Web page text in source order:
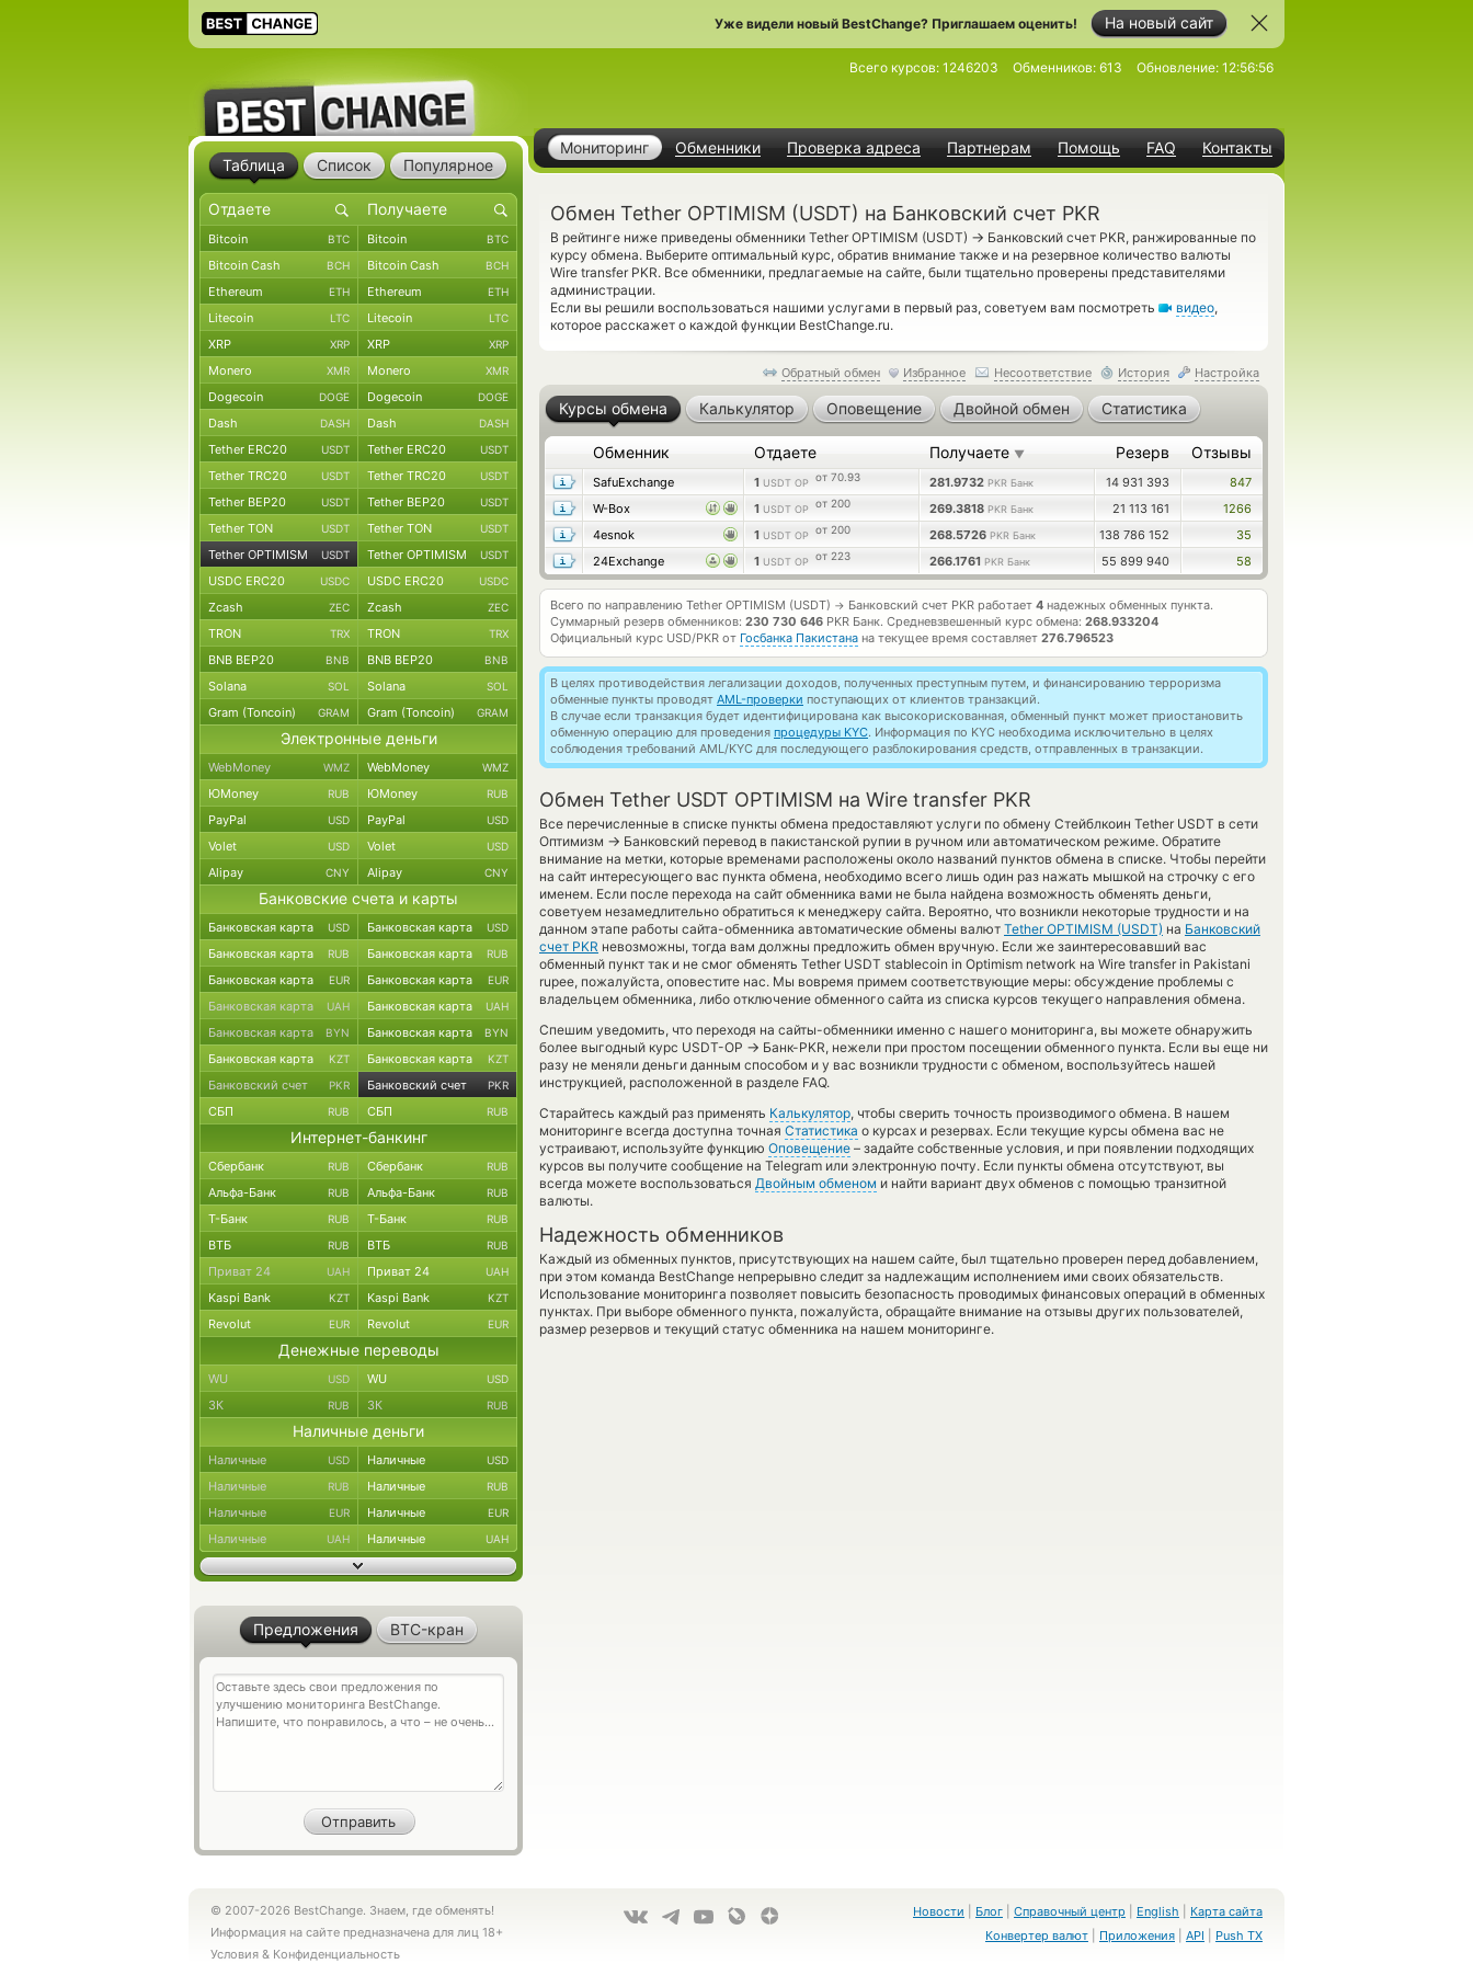
На новый сайт
Уже видели новый BestChange? Приглашаем оценить!
Мониторинг Обменники Проверка адреса Партнерам Помощь FAQ Контакты
Всего курсов: 1246203 Обменников: 613 Обновление: 12:56:56
Обмен Tether OPTIMISM (USDT) на Банковский счет PKR
В рейтинге ниже приведены обменники Tether OPTIMISM (USDT) → Банковский счет PKR, ранжированные по
курсу обмена. Выберите оптимальный курс, обратив внимание также и на резервное количество валюты
Wire transfer PKR. Все обменники, предлагаемые на сайте, были тщательно проверены представителями
администрации.
Если вы решили воспользоваться нашими услугами в первый раз, советуем вам посмотреть
видео,
которое расскажет о каждой функции BestChange.ru.
Обратный обмен Избранное Несоответствие История Настройка
Курсы обмена Калькулятор Оповещение Двойной обмен Статистика
Обменник Отдаете Получаете ▼ Резерв Отзывы
SafuExchange 1 USDT OP от 70.93 281.9732 PKR Банк 14 931 393
847
W-Box
1 USDT OP от 200 269.3818 PKR Банк 21 113 161
1266
4esnok
1 USDT OP от 200 268.5726 PKR Банк 138 786 152
35
24Exchange
1 USDT OP от 223 266.1761 PKR Банк 55 899 940 58
Всего по направлению Tether OPTIMISM (USDT) → Банковский счет PKR работает 4 надежных обменных пункта.
Суммарный резерв обменников: 230 730 646 PKR Банк. Средневзвешенный курс обмена: 268.933204
Официальный курс USD/PKR от Госбанка Пакистана на текущее время составляет 276.796523
В целях противодействия легализации доходов, полученных преступным путем, и финансированию терроризма
обменные пункты проводят AML-проверки поступающих от клиентов транзакций.
В случае если транзакция будет идентифицирована как высокорискованная, обменный пункт может приостановить
обменную операцию для проведения процедуры KYC. Информация по KYC необходима исключительно в целях
соблюдения требований AML/KYC для последующего разблокирования средств, отправленных в транзакции.
Обмен Tether USDT OPTIMISM на Wire transfer PKR
Все перечисленные в списке пункты обмена предоставляют услуги по обмену Стейблкоин Tether USDT в сети
Оптимизм → Банковский перевод в пакистанской рупии в ручном или автоматическом режиме. Обратите
внимание на метки, которые временами расположены около названий пунктов обмена в списке. Чтобы перейти
на сайт интересующего вас пункта обмена, необходимо всего лишь один раз нажать мышкой на строчку с его
именем. Если после перехода на сайт обменника вами не была найдена возможность обменять деньги,
советуем незамедлительно обратиться к менеджеру сайта. Вероятно, что возникли некоторые трудности и на
данном этапе работы сайта-обменника автоматические обмены валют Tether OPTIMISM (USDT) на Банковский
счет PKR невозможны, тогда вам должны предложить обмен вручную. Если же заинтересовавший вас
обменный пункт так и не смог обменять Tether USDT stablecoin in Optimism network на Wire transfer in Pakistani
rupee, пожалуйста, оповестите нас. Мы вовремя примем соответствующие меры: обсуждение проблемы с
владельцем обменника, либо отключение обменного сайта из списка курсов текущего направления обмена.
Спешим уведомить, что переходя на сайты-обменники именно с нашего мониторинга, вы можете обнаружить
более выгодный курс USDT-OP → Банк-PKR, нежели при простом посещении обменного пункта. Если вы еще ни
разу не меняли деньги данным способом и у вас возникли трудности с обменом, воспользуйтесь нашей
инструкцией, расположенной в разделе FAQ.
Старайтесь каждый раз применять Калькулятор, чтобы сверить точность производимого обмена. В нашем
мониторинге всегда доступна точная Статистика о курсах и резервах. Если текущие курсы обмена вас не
устраивают, используйте функцию Оповещение – задайте собственные условия, и при появлении подходящих
курсов вы получите сообщение на Telegram или электронную почту. Если пункты обмена отсутствуют, вы
всегда можете воспользоваться Двойным обменом и найти вариант двух обменов с помощью транзитной
валюты.
Надежность обменников
Каждый из обменных пунктов, присутствующих на нашем сайте, был тщательно проверен перед добавлением,
при этом команда BestChange непрерывно следит за надлежащим исполнением ими своих обязательств.
Использование мониторинга позволяет повысить безопасность проводимых финансовых операций в обменных
пунктах. При выборе обменного пункта, пожалуйста, обращайте внимание на отзывы других пользователей,
размер резервов и текущий статус обменника на нашем мониторинге.
Таблица Список Популярное
Bitcoin BTC Bitcoin BTC
Bitcoin Cash BCH Bitcoin Cash BCH
Ethereum ETH Ethereum ETH
Litecoin LTC Litecoin LTC
XRP XRP XRP XRP
Monero XMR Monero XMR
Dogecoin DOGE Dogecoin DOGE
Dash DASH Dash DASH
Tether ERC20 USDT Tether ERC20 USDT
Tether TRC20 USDT Tether TRC20 USDT
Tether BEP20 USDT Tether BEP20 USDT
Tether TON USDT Tether TON USDT
Tether OPTIMISM USDT Tether OPTIMISM USDT
USDC ERC20 USDC USDC ERC20 USDC
Zcash ZEC Zcash ZEC
TRON TRX TRON TRX
BNB BEP20 BNB BNB BEP20 BNB
Solana SOL Solana SOL
Gram (Toncoin) GRAM Gram (Toncoin) GRAM
Электронные деньги
WebMoney WMZ WebMoney WMZ
ЮMoney RUB ЮMoney RUB
PayPal USD PayPal USD
Volet USD Volet USD
Alipay CNY Alipay CNY
Банковские счета и карты
Банковская карта USD Банковская карта USD
Банковская карта RUB Банковская карта RUB
Банковская карта EUR Банковская карта EUR
Банковская карта UAH Банковская карта UAH
Банковская карта BYN Банковская карта BYN
Банковская карта KZT Банковская карта KZT
Банковский счет PKR Банковский счет PKR
СБП RUB СБП RUB
Интернет-банкинг
Сбербанк RUB Сбербанк RUB
Альфа-Банк RUB Альфа-Банк RUB
Т-Банк RUB Т-Банк RUB
ВТБ RUB ВТБ RUB
Приват 24 UAH Приват 24 UAH
Kaspi Bank KZT Kaspi Bank KZT
Revolut EUR Revolut EUR
Денежные переводы
WU USD WU USD
ЗК RUB ЗК RUB
Наличные деньги
Наличные USD Наличные USD
Наличные RUB Наличные RUB
Наличные EUR Наличные EUR
Наличные UAH Наличные UAH
Предложения BTC-кран
© 2007-2026 BestChange. Знаем, где обменять!
Информация на сайте предназначена для лиц 18+
Условия & Конфиденциальность
Новости Блог Справочный центр English
Карта сайта
Конвертер валют
Приложения API Push TX